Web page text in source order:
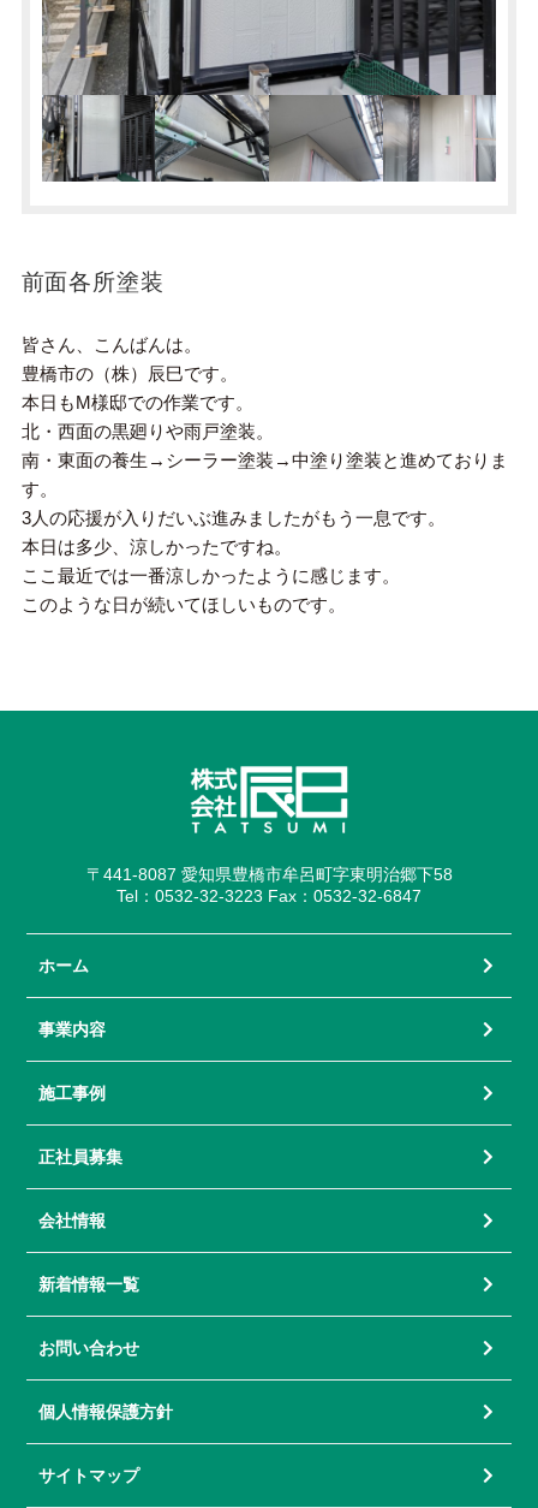
前面各所塗装
皆さん、こんばんは。
豊橋市の（株）辰巳です。
本日もM様邸での作業です。
北・西面の黒廻りや雨戸塗装。
南・東面の養生→シーラー塗装→中塗り塗装と進めておりま
す。
3人の応援が入りだいぶ進みましたがもう一息です。
本日は多少、涼しかったですね。
ここ最近では一番涼しかったように感じます。
このような日が続いてほしいものです。
〒441-8087 愛知県豊橋市牟呂町字東明治郷下58
Tel：0532-32-3223 Fax：0532-32-6847
ホーム
事業内容
施工事例
正社員募集
会社情報
新着情報一覧
お問い合わせ
個人情報保護方針
サイトマップ